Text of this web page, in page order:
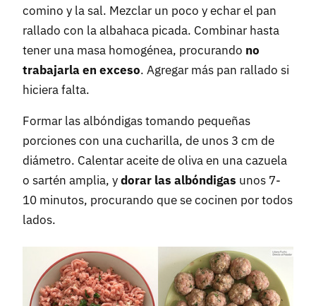
comino y la sal. Mezclar un poco y echar el pan
rallado con la albahaca picada. Combinar hasta
tener una masa homogénea, procurando no
trabajarla en exceso. Agregar más pan rallado si
hiciera falta.
Formar las albóndigas tomando pequeñas
porciones con una cucharilla, de unos 3 cm de
diámetro. Calentar aceite de oliva en una cazuela
o sartén amplia, ydorar las albóndigas unos 7-
10 minutos, procurando que se cocinen por todos
lados.